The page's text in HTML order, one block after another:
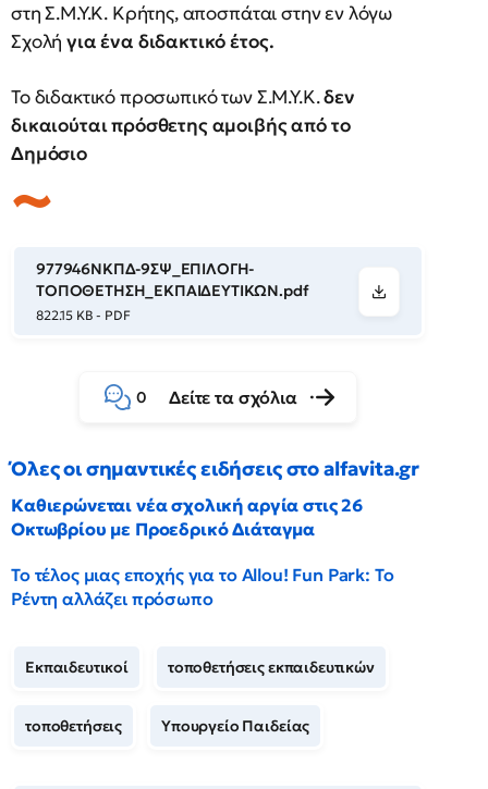
στη Σ.Μ.Υ.Κ. Κρήτης, αποσπάται στην εν λόγω
Σχολήγια ένα διδακτικό έτος.
Το διδακτικό προσωπικό των Σ.Μ.Υ.Κ.δεν
δικαιούται πρόσθετης αμοιβής από το
Δημόσιο
977946ΝΚΠΔ-9ΣΨ_ΕΠΙΛΟΓΗ-
ΤΟΠΟΘΕΤΗΣΗ_ΕΚΠΑΙΔΕΥΤΙΚΩΝ.pdf
822.15 KB - PDF
0 Δείτε τα σχόλια
Όλες οι σημαντικές ειδήσεις στο alfavita.gr
Καθιερώνεται νέα σχολική αργία στις 26
Οκτωβρίου με Προεδρικό Διάταγμα
Το τέλος μιας εποχής για το Allou! Fun Park: Το
Ρέντη αλλάζει πρόσωπο
Εκπαιδευτικοί τοποθετήσεις εκπαιδευτικών
τοποθετήσεις Υπουργείο Παιδείας